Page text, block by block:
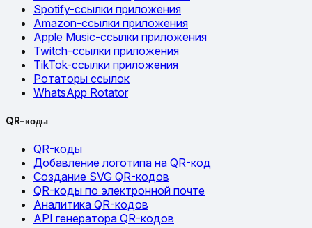
Spotify-ссылки приложения
Amazon-ссылки приложения
Apple Music-ссылки приложения
Twitch-ссылки приложения
TikTok-ссылки приложения
Ротаторы ссылок
WhatsApp Rotator
QR-коды
QR-коды
Добавление логотипа на QR-код
Создание SVG QR-кодов
QR-коды по электронной почте
Аналитика QR-кодов
API генератора QR-кодов